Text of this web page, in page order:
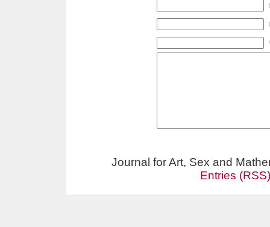
Journal for Art, Sex and
Entries (RSS)